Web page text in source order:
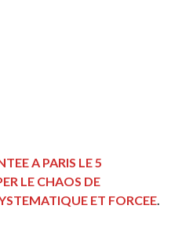
A PARIS LE 5
LE CHAOS DE
ET FORCEE